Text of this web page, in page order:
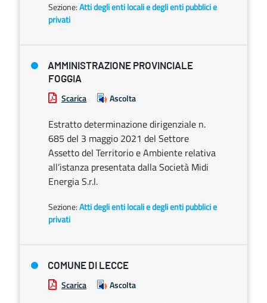
Sezione:Atti degli enti locali e degli enti pubblici e
privati
AMMINISTRAZIONE PROVINCIALE
FOGGIA
Scarica Ascolta
Estratto determinazione dirigenziale n.
685 del 3 maggio 2021 del Settore
Assetto del Territorio e Ambiente relativa
all’istanza presentata dalla Società Midi
Energia S.r.l.
Sezione:Atti degli enti locali e degli enti pubblici e
privati
COMUNE DI LECCE
Scarica Ascolta